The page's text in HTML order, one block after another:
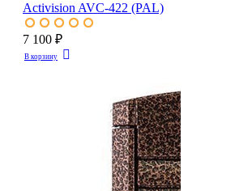
Activision AVC-422 (PAL)
7 100 ₽
В корзину